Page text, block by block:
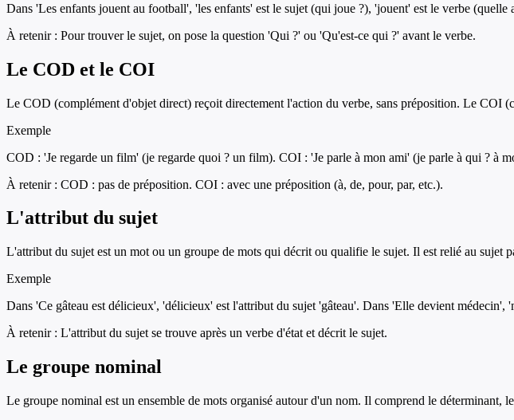
Dans 'Les enfants jouent au football', 'les enfants' est le sujet (qui joue ?), 'jouent' est le verbe (quelle
À retenir : Pour trouver le sujet, on pose la question 'Qui ?' ou 'Qu'est-ce qui ?' avant le verbe.
Le COD et le COI
Le COD (complément d'objet direct) reçoit directement l'action du verbe, sans préposition. Le COI
Exemple
COD : 'Je regarde un film' (je regarde quoi ? un film). COI : 'Je parle à mon ami' (je parle à qui ? à
À retenir : COD : pas de préposition. COI : avec une préposition (à, de, pour, par, etc.).
L'attribut du sujet
L'attribut du sujet est un mot ou un groupe de mots qui décrit ou qualifie le sujet. Il est relié au sujet
Exemple
Dans 'Ce gâteau est délicieux', 'délicieux' est l'attribut du sujet 'gâteau'. Dans 'Elle devient médecin',
À retenir : L'attribut du sujet se trouve après un verbe d'état et décrit le sujet.
Le groupe nominal
Le groupe nominal est un ensemble de mots organisé autour d'un nom. Il comprend le déterminant,